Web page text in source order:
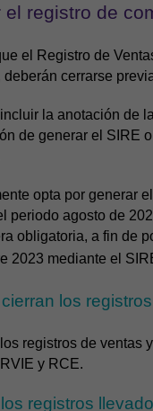
registro de
el Registro de
cerrarse
la anotación de
de generar el SIRE
opta por generar
periodo agosto de
obligatoria, a fin de
2023 mediante el
los
registros de ventas
y RCE.
registros